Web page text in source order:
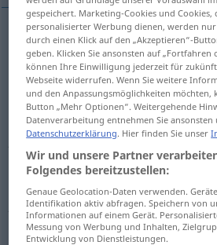
additional zusätzlich Kosten,
Belastung, Arbeit, Sicherheit etc
extra zusätzlichKosten,
Arbeit, Sicherheit etc
added
Arbeit, Sicherheit etc
gespeichert. Marketing-Cookies und Cookies,
personalisierter Werbung dienen, werden
durch einen Klick auf den „Akzeptieren“-
geben. Klicken Sie ansonsten auf „Fortfahren
können Ihre Einwilligung jederzeit für
Webseite widerrufen. Wenn Sie weitere
und den Anpassungsmöglichkeiten möchten,
Button „Mehr Optionen“. Weitergehende
Datenverarbeitung entnehmen Sie ansonsten
Datenschutzerklärung. Hier finden Sie unser
Wir und unsere Partner
Folgendes bereitzustellen:
Genaue Geolocation-Daten verwenden.
Identifikation aktiv abfragen. Speichern von
Informationen auf einem Gerät.
Messung von Werbung und Inhalten,
Entwicklung von Dienstleistungen.